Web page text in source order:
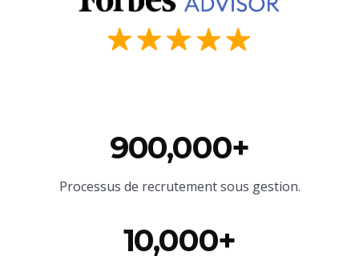
900,000+
Processus de recrutement sous gestion.
10,000+